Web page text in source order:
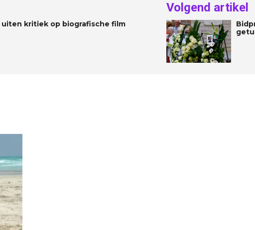
uiten kritiek op biografische film
Volgend artikel